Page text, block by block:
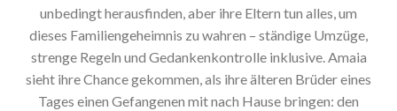
unbedingt herausfinden, aber ihre Eltern tun alles, um
dieses Familiengeheimnis zu wahren – ständige Umzüge,
strenge Regeln und Gedankenkontrolle inklusive. Amaia
sieht ihre Chance gekommen, als ihre älteren Brüder eines
Tages einen Gefangenen mit nach Hause bringen: den